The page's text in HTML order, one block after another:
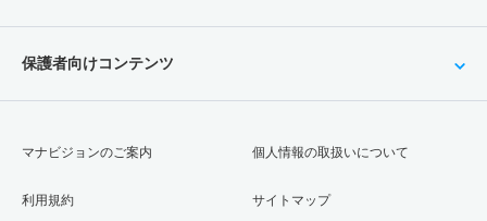
保護者向けコンテンツ
マナビジョンのご案内
利用規約
個人情報の取扱いについて
サイトマップ